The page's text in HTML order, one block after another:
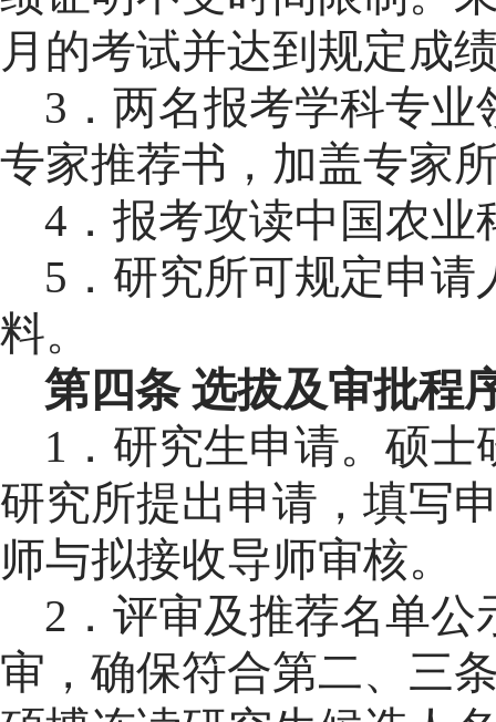
月的考试并达到规定成
3 ．两名报考学科专业
专家推荐书，加盖专家
4 ． 报考攻读中国农业
5 ． 研究所可规定申请
料。
第四条 选拔及审批程
1 ． 研究生申请。硕士
研究所提出申请，填写
师与拟接收导师审核。
2． 评审及推荐名单公
审，确保符合第二、三